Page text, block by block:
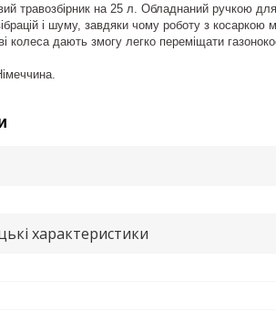
травозбірник на 25 л. Обладнаний ручкою
і шуму, завдяки чому роботу з
колеса дають змогу легко переміщати
характеристики